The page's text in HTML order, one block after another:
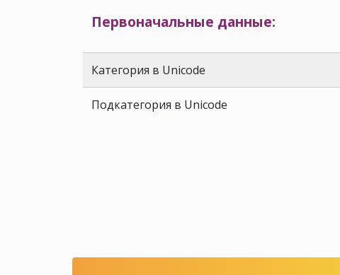
Первоначальные данные:
Категория в Unicode
Подкатегория в Unicode